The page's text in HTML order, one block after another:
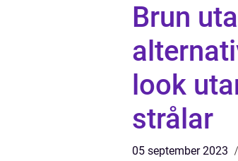
Brun
look
strålar
05 september 2023